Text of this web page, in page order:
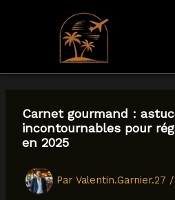
Aller
contenuCarnet gourmand :
incontournables pour
en 2025
Par Valentin.Garnier.27 /